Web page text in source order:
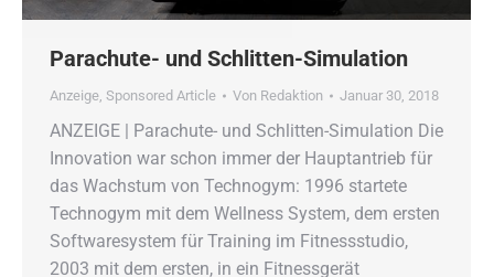
Parachute- und Schlitten-Simulation
Anzeige, Sponsored Article Von Redaktion Januar 30, 2018
ANZEIGE | Parachute- und Schlitten-Simulation Die
Innovation war schon immer der Hauptantrieb für
das Wachstum von Technogym: 1996 startete
Technogym mit dem Wellness System, dem ersten
Softwaresystem für Training im Fitnessstudio,
2003 mit dem ersten, in ein Fitnessgerät